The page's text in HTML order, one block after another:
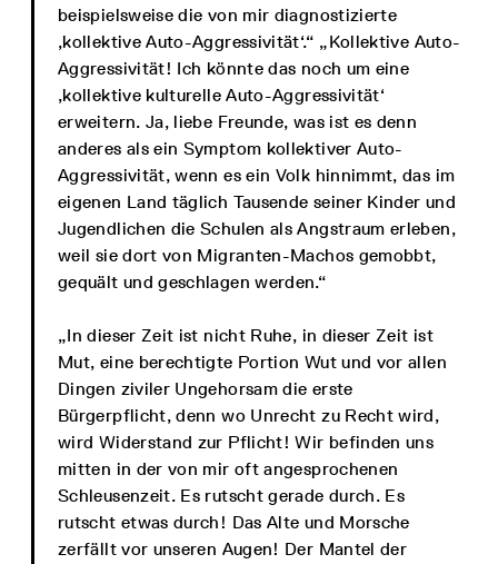
beispielsweise die von mir diagnostizierte
‚kollektive Auto-Aggressivität‘.“ „Kollektive Auto-
Aggressivität! Ich könnte das noch um eine
‚kollektive kulturelle Auto-Aggressivität‘
erweitern. Ja, liebe Freunde, was ist es denn
anderes als ein Symptom kollektiver Auto-
Aggressivität, wenn es ein Volk hinnimmt, das im
eigenen Land täglich Tausende seiner Kinder und
Jugendlichen die Schulen als Angstraum erleben,
weil sie dort von Migranten-Machos gemobbt,
gequält und geschlagen werden.“
„In dieser Zeit ist nicht Ruhe, in dieser Zeit ist
Mut, eine berechtigte Portion Wut und vor allen
Dingen ziviler Ungehorsam die erste
Bürgerpflicht, denn wo Unrecht zu Recht wird,
wird Widerstand zur Pflicht! Wir befinden uns
mitten in der von mir oft angesprochenen
Schleusenzeit. Es rutscht gerade durch. Es
rutscht etwas durch! Das Alte und Morsche
zerfällt vor unseren Augen! Der Mantel der